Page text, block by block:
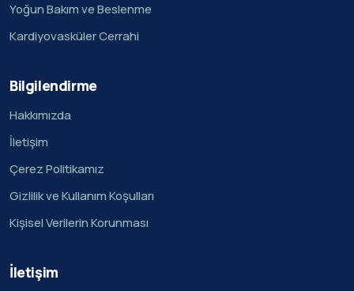
Yoğun Bakım ve Beslenme
Kardiyovasküler Cerrahi
Bilgilendirme
Hakkımızda
İletişim
Çerez Politikamız
Gizlilik ve Kullanım Koşulları
Kişisel Verilerin Korunması
İletişim